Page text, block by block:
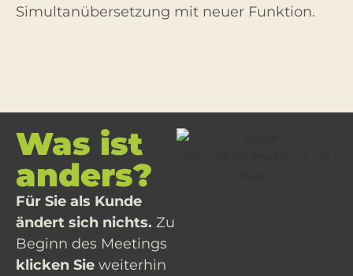
Simultanübersetzung mit neuer Funktion.
Was ist
anders?
Für Sie als Kunde
ändert sich nichts. Zu
Beginn des Meetings
klicken Sie weiterhin